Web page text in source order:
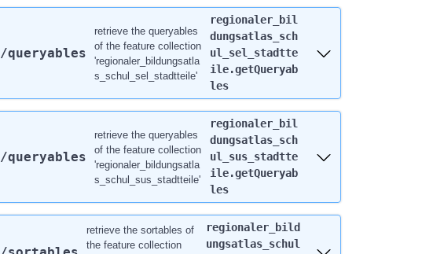
/queryables
retrieve the queryables
of the feature collection
'regionaler_bildungsatla
s_schul_sel_stadtteile'
regionaler_bil
dungsatlas_sch
ul_sel_stadtte
ile.getQueryab
les
/queryables
retrieve the queryables
of the feature collection
'regionaler_bildungsatla
s_schul_sus_stadtteile'
regionaler_bil
dungsatlas_sch
ul_sus_stadtte
ile.getQueryab
les
retrieve the sortables of
the feature collection
regionaler_bild
ungsatlas_schul